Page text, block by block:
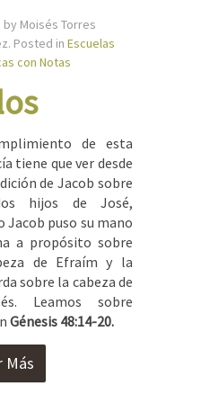
Moisés Torres
Posted in Escuelas
con Notas
de esta
tiene que ver desde
de Jacob sobre
hijos de José,
Jacob puso su mano
a propósito sobre
de Efraím y la
sobre la cabeza de
Leamos sobre
Génesis 48:14-20.
Más